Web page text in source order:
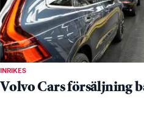
INRIKES
Volvo Cars försäljning